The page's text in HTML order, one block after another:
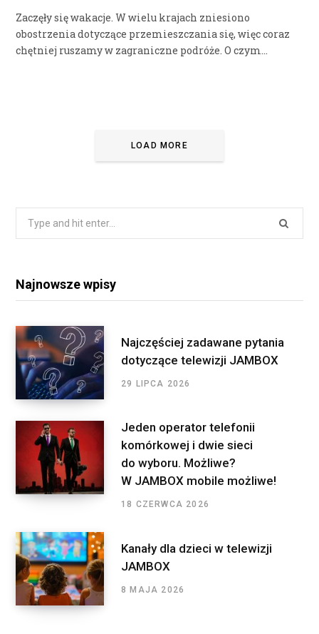
Zaczęły się wakacje. W wielu krajach zniesiono
obostrzenia dotyczące przemieszczania się, więc coraz
chętniej ruszamy w zagraniczne podróże. O czym…
LOAD MORE
Najnowsze wpisy
Najczęściej zadawane pytania
dotyczące telewizji JAMBOX
29 LIPCA 2026
Jeden operator telefonii
komórkowej i dwie sieci
do wyboru. Możliwe?
W JAMBOX mobile możliwe!
18 CZERWCA 2026
Kanały dla dzieci w telewizji
JAMBOX
8 MAJA 2026